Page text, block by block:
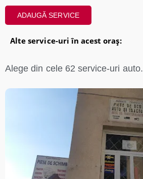
ADAUGĂ SERVICE
Alte service-uri în acest oraș:
Alege din cele 62 service-uri auto.